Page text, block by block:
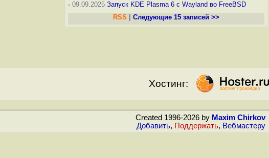
- 09.09.2025 Запуск KDE Plasma 6 с Wayland во FreeBSD
RSS
Следующие 15 записей >>
Хостинг:
Created 1996-2026 by Maxim Chirkov
Добавить, Поддержать, Вебмастеру